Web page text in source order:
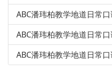
ABC潘玮柏教学地道日常
ABC潘玮柏教学地道日常
ABC潘玮柏教学地道日常